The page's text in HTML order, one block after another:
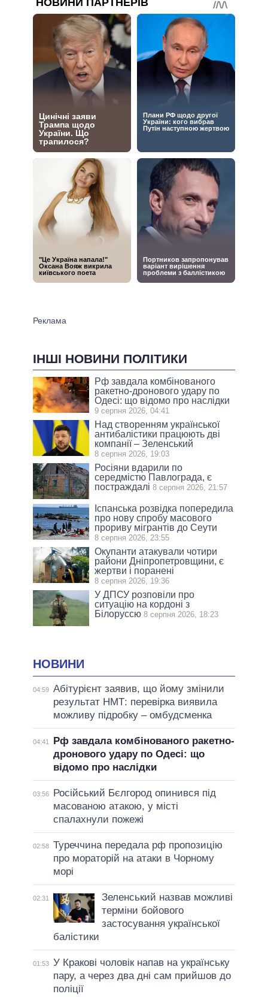
ІНШІ НОВИНИ ПОЛІТИКИ
Рф завдала комбінованого
ракетно-дронового удару по
Одесі: що відомо про наслідки
9 серпня 2026, 04:41
Над створенням української
антибалістики працюють дві
компанії – Зеленський
8 серпня 2026, 19:03
Росіяни вдарили по
середмістю Павлограда, є
постраждалі 8 серпня 2026, 21:57
Іспанська розвідка попередила
про нову спробу масового
прориву мігрантів до Сеути
8 серпня 2026, 23:55
Окупанти атакували чотири
райони Дніпропетровщини, є
жертви і поранені
8 серпня 2026, 19:36
У ДПСУ розповіли про
ситуацію на кордоні з
Білоруссю 8 серпня 2026, 18:23
НОВИНИ
04:59 Абітурієнт заявив, що йому змінили
результат НМТ: перевірка виявила
можливу підробку – омбудсменка
04:41
Рф завдала комбінованого ракетно-
дронового удару по Одесі: що
відомо про наслідки
03:56
Російський Бєлгород опинився під
масованою атакою, у місті
спалахнули пожежі
02:58 Туреччина передала рф пропозицію
про мораторій на атаки в Чорному
морі
02:31
Зеленський назвав можливі
терміни бойового
застосування української
балістики
01:53 У Кракові чоловік напав на українську
пару, а через два дні сам прийшов до
поліції